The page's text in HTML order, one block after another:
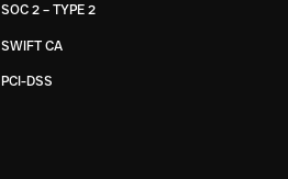
SOC 2 – TYPE 2
SWIFT CA
PCI-DSS